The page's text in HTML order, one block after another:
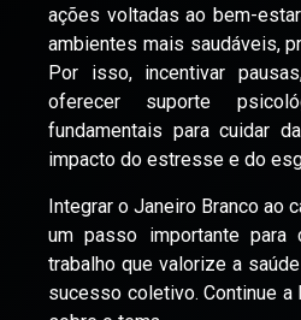
ações voltadas ao bem-
ambientes mais saudáveis,
Por isso, incentivar
oferecer suporte
fundamentais para cuidar
impacto do estresse e do
Integrar o Janeiro Branco ao
um passo importante para
trabalho que valorize a
sucesso coletivo. Continue a